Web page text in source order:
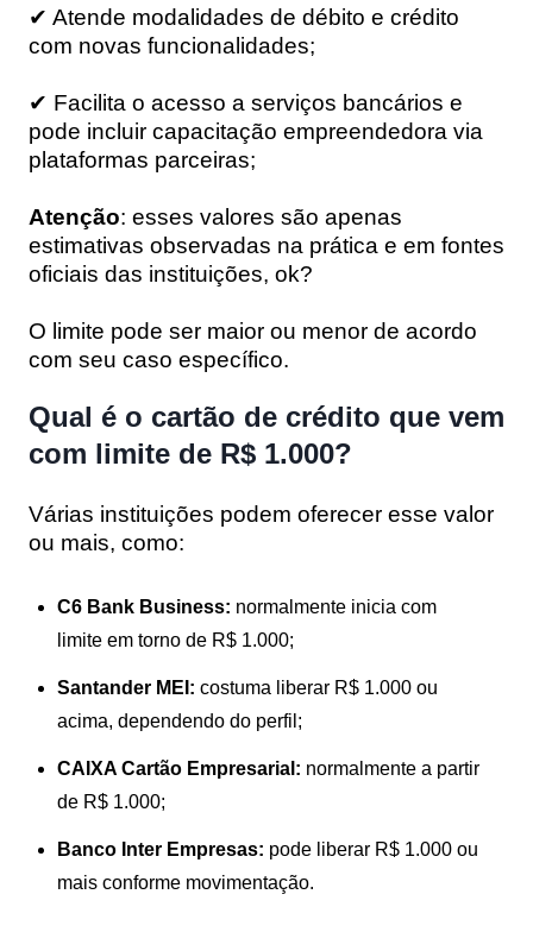
✔ Atende modalidades de débito e crédito
com novas funcionalidades;
✔ Facilita o acesso a serviços bancários e
pode incluir capacitação empreendedora via
plataformas parceiras;
Atenção: esses valores são apenas
estimativas observadas na prática e em fontes
oficiais das instituições, ok?
O limite pode ser maior ou menor de acordo
com seu caso específico.
Qual é o cartão de crédito que vem
com limite de R$ 1.000?
Várias instituições podem oferecer esse valor
ou mais, como:
C6 Bank Business: normalmente inicia com
limite em torno de R$ 1.000;
Santander MEI: costuma liberar R$ 1.000 ou
acima, dependendo do perfil;
CAIXA Cartão Empresarial: normalmente a partir
de R$ 1.000;
Banco Inter Empresas: pode liberar R$ 1.000 ou
mais conforme movimentação.